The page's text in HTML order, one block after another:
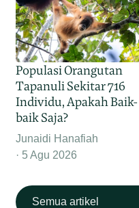
Populasi Orangutan
Tapanuli Sekitar 716
Individu, Apakah Baik-
baik Saja?
Junaidi Hanafiah
5 Agu 2026
Semua artikel